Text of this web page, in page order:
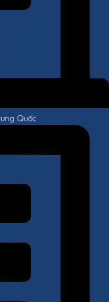
Quốc